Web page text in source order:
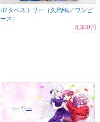
B2タペストリー（久島鴎／ワンピ
ース）
3,300円